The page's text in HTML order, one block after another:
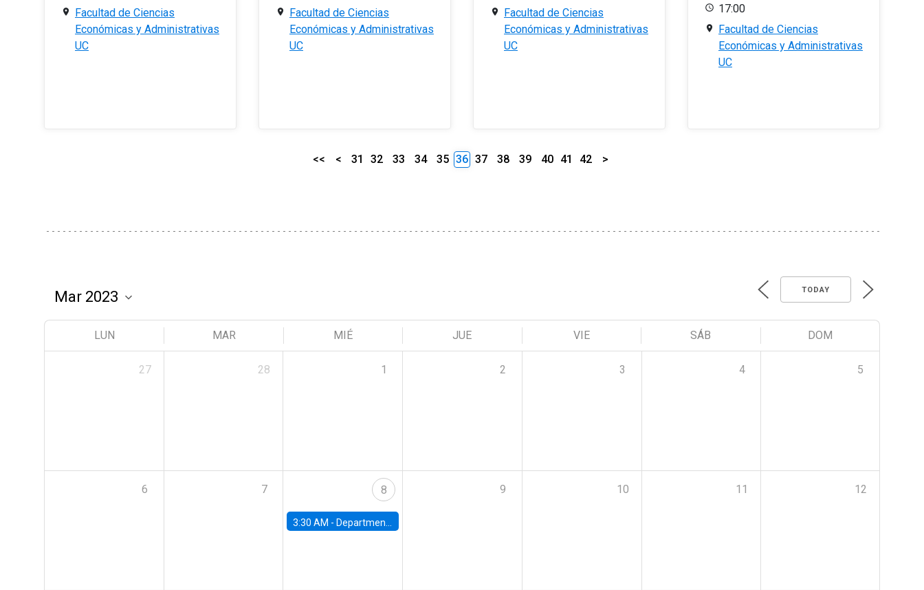
Facultad de Ciencias
Económicas y Administrativas
UC
Facultad de Ciencias
Económicas y Administrativas
UC
Facultad de Ciencias
Económicas y Administrativas
UC
17:00
Facultad de Ciencias
Económicas y Administrativas
UC
<< < 31 32 33 34 35 36 37 38 39 40 41 42 >
TODAY
LUN MAR MIÉ JUE VIE SÁB DOM
27 28 1 2 3 4 5
6 7 8
3:30 AM - Department Seminar: James Robinson
9 10 11 12